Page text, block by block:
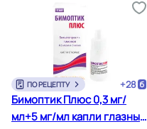
ПО РЕЦЕПТУ +28
Бимоптик Плюс 0,3 мг/
мл+5 мг/мл капли глазные